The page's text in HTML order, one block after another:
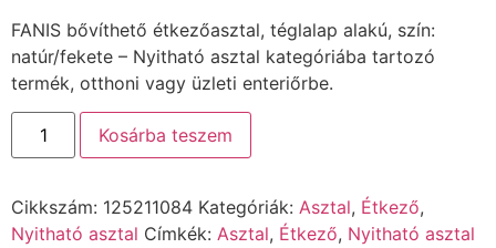
FANIS bővíthető étkezőasztal, téglalap alakú, szín:
natúr/fekete – Nyitható asztal kategóriába tartozó
termék, otthoni vagy üzleti enteriőrbe.
Kosárba teszem
Cikkszám: 125211084 Kategóriák: Asztal, Étkező,
Nyitható asztal Címkék: Asztal, Étkező, Nyitható asztal